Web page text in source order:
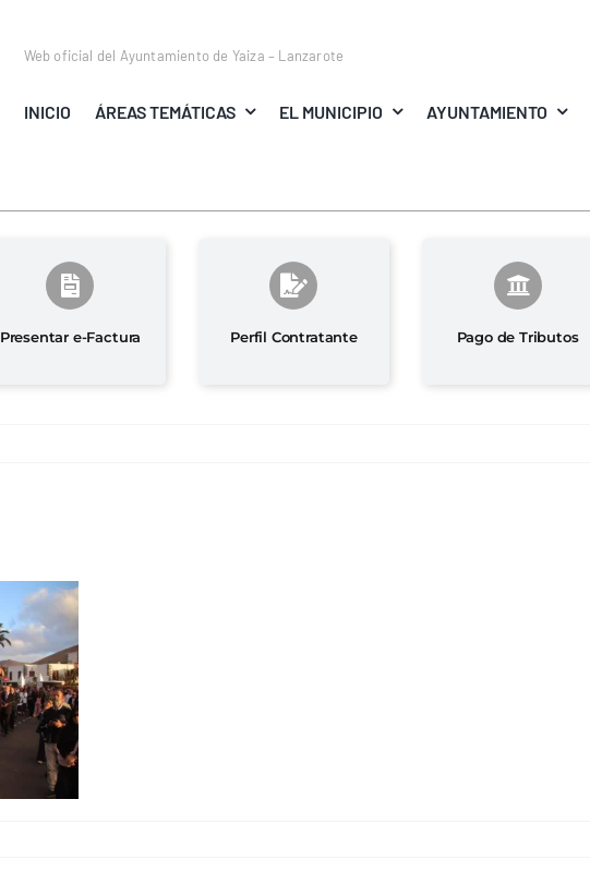
Web oficial del Ayuntamiento de Yaiza – Lanzarote
INICIO ÁREAS TEMÁTICAS EL MUNICIPIO AYUNTAMIENTO
Presentar e-Factura Perfil Contratante Pago de Tributos